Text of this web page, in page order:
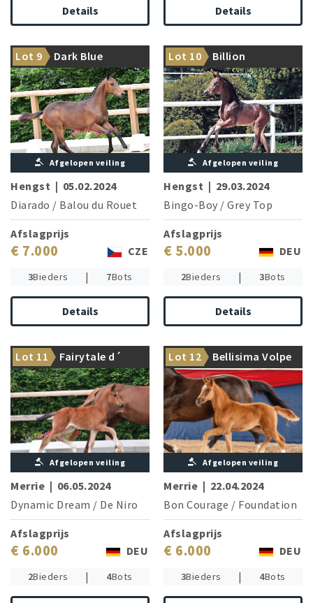
Details Details
Lot 9 Dark Blue
Ultramodern Diarado son
Afgelopen veiling
Hengst | 05.02.2024
Diarado / Balou du Rouet
Afslagprijs
€ 7.000 CZE
3Bieders | 7Bots
Details
Lot 10 Billion
From the dam line: Kashmir
van't Schuttershof
Afgelopen veiling
Hengst | 29.03.2024
Bingo-Boy / Grey Top
Afslagprijs
€ 5.000 DEU
2Bieders | 3Bots
Details
Lot 11
Fairytale d´
amour
Dynamic Dream once again
sets an exclamation mark!
Afgelopen veiling
Merrie | 06.05.2024
Dynamic Dream / De Niro
Afslagprijs
€ 6.000 DEU
2Bieders | 4Bots
Lot 12 Bellisima Volpe
Topmodel with first-class
pedigree
Afgelopen veiling
Merrie | 22.04.2024
Bon Courage / Foundation
Afslagprijs
€ 6.000 DEU
3Bieders | 4Bots